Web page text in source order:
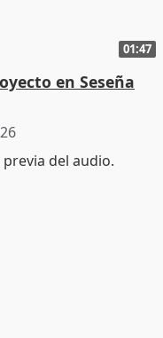
01:47
en Seseña